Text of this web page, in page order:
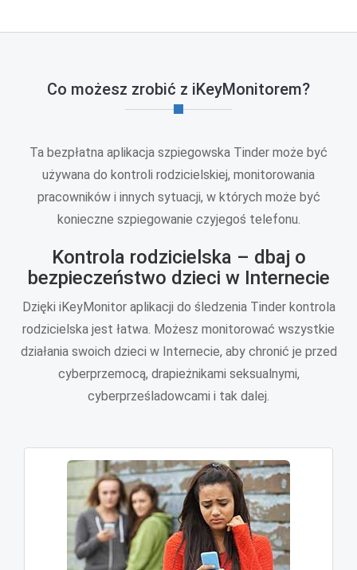
Co możesz zrobić z iKeyMonitorem?
Ta bezpłatna aplikacja szpiegowska Tinder może być
używana do kontroli rodzicielskiej, monitorowania
pracowników i innych sytuacji, w których może być
konieczne szpiegowanie czyjegoś telefonu.
Kontrola rodzicielska – dbaj o
bezpieczeństwo dzieci w Internecie
Dzięki iKeyMonitor aplikacji do śledzenia Tinder kontrola
rodzicielska jest łatwa. Możesz monitorować wszystkie
działania swoich dzieci w Internecie, aby chronić je przed
cyberprzemocą, drapieżnikami seksualnymi,
cyberprześladowcami i tak dalej.